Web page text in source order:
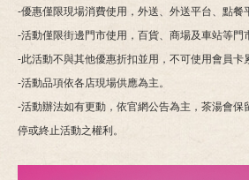
-優惠僅限現場消費使用，外送、外送平台、點餐
-活動僅限街邊門市使用，百貨、商場及車站等門
-此活動不與其他優惠折扣並用，不可使用會員卡
-活動品項依各店現場供應為主。
-活動辦法如有更動，依官網公告為主，茶湯會保
停或終止活動之權利。